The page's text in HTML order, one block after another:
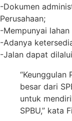
-Dokumen
Perusahaan;
-Mempunyai
-Adanya
-Jalan dapat
besar dari
untuk
SPBU,” kata